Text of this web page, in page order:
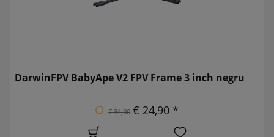
DarwinFPV BabyApe V2 FPV Frame 3 inch negru
€ 34,90 € 24,90 *